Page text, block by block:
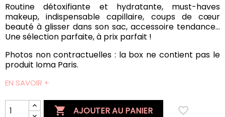
Routine détoxifiante et hydratante, must-haves
makeup, indispensable capillaire, coups de cœur
beauté à glisser dans son sac, accessoire tendance…
Une sélection parfaite, à prix parfait !
Photos non contractuelles : la box ne contient pas le
produit Ioma Paris.
EN SAVOIR +
 AJOUTER AU PANIER favorite_border